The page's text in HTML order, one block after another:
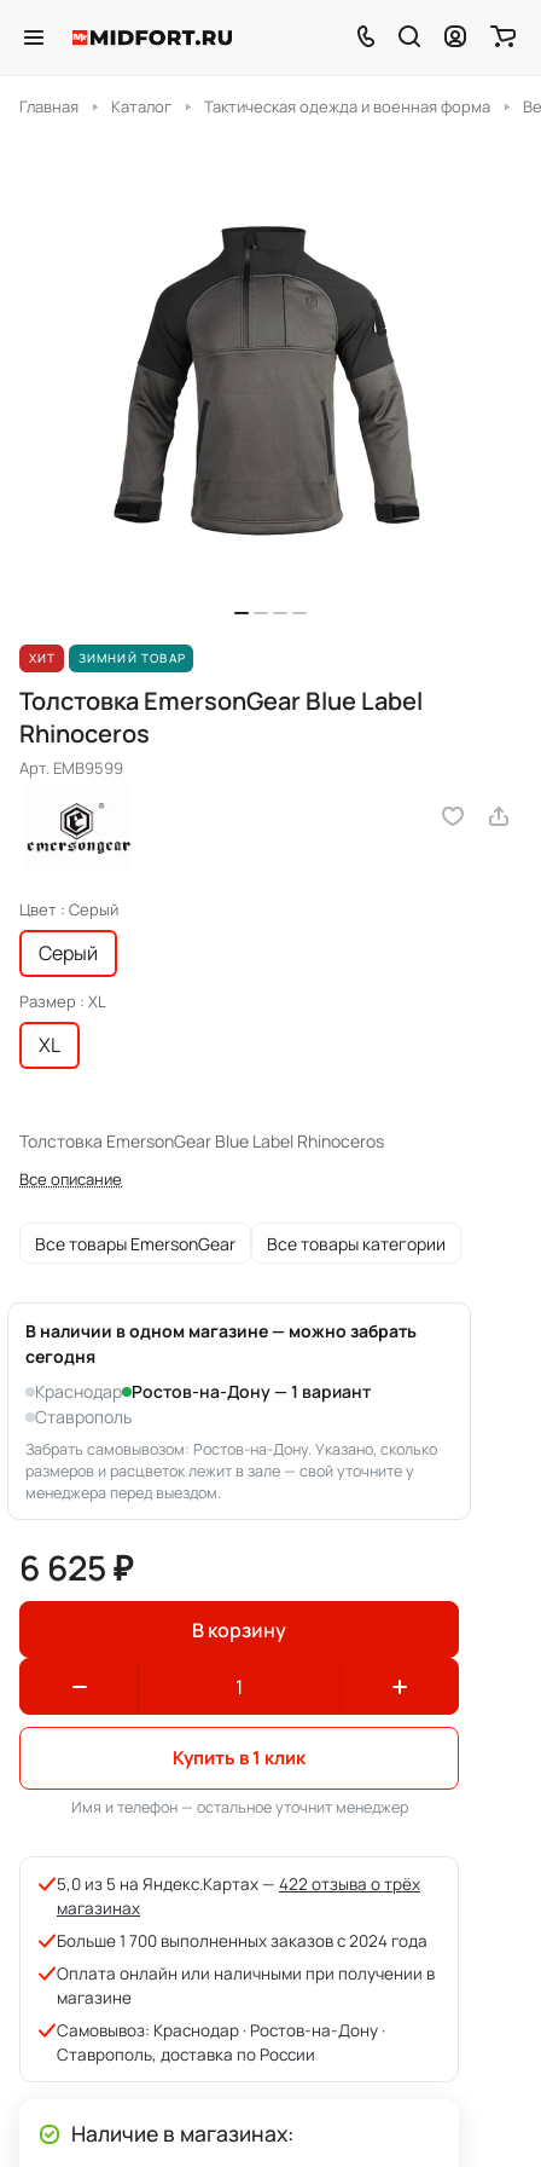
Главная Каталог Тактическая одежда и военная форма
ХИТ ЗИМНИЙ ТОВАР
Толстовка EmersonGear Blue Label
Rhinoceros
Арт. EMB9599
Цвет : Серый
Серый
Размер : XL
XL
Толстовка EmersonGear Blue Label Rhinoceros
Все описание
Все товары EmersonGear Все товары категории
В наличии в одном магазине — можно забрать
сегодня
Краснодар Ростов-на-Дону — 1 вариант
Ставрополь
Забрать самовывозом: Ростов-на-Дону. Указано, сколько
размеров и расцветок лежит в зале — свой уточните у
менеджера перед выездом.
6 625 ₽
В корзину
Купить в 1 клик
Имя и телефон — остальное уточнит менеджер
5,0 из 5 на Яндекс.Картах — 422 отзыва о трёх
магазинах
Больше 1 700 выполненных заказов с 2024 года
Оплата онлайн или наличными при получении в
магазине
Самовывоз: Краснодар · Ростов-на-Дону ·
Ставрополь, доставка по России
Наличие в магазинах: